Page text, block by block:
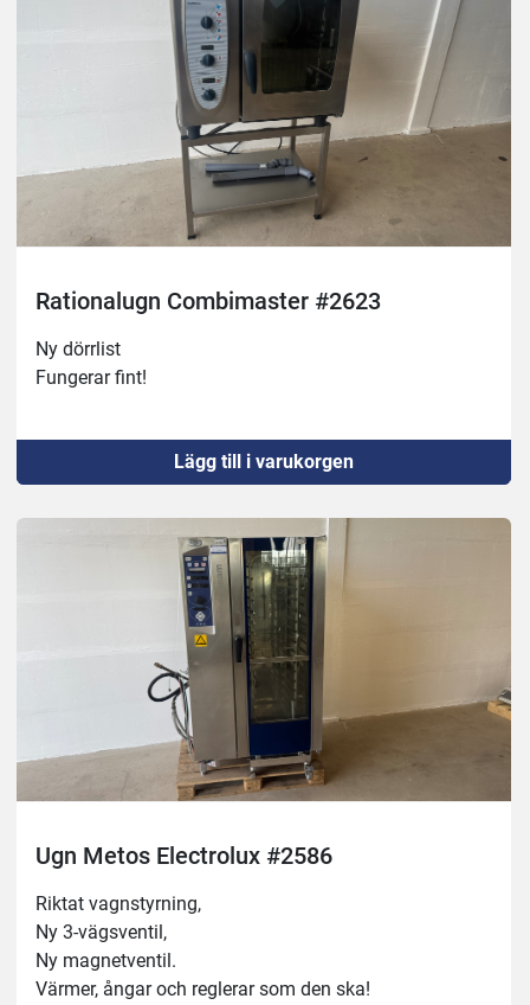
Rationalugn Combimaster #2623
Ny dörrlist
Fungerar fint!
Lägg till i varukorgen
Ugn Metos Electrolux #2586
Riktat vagnstyrning,
Ny 3-vägsventil,
Ny magnetventil.
Värmer, ångar och reglerar som den ska!